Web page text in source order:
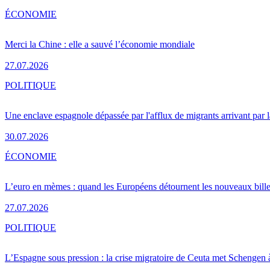
Merci la Chine : elle a sauvé l’économie mondiale
27.07.2026
ÉCONOMIE
Une enclave espagnole dépassée par l'afflux de migrants arrivant par
30.07.2026
POLITIQUE
L’euro en mèmes : quand les Européens détournent les nouveaux
27.07.2026
ÉCONOMIE
L’Espagne sous pression : la crise migratoire de Ceuta met Schengen
POLITIQUE